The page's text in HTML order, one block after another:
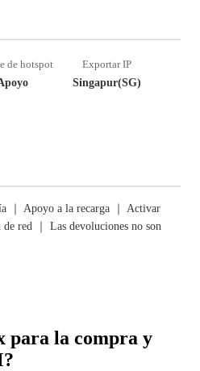
de hotspot
Exportar IP
Singapur(SG)
｜ Apoyo a la recarga ｜ Activar
red ｜ Las devoluciones no son
para la compra y